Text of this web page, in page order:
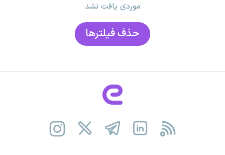
موردی یافت نشد
حذف فیلتر‌ها